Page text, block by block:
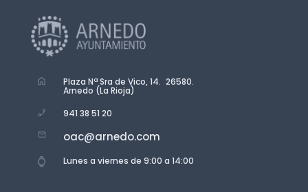
Plaza Nª Sra de Vico, 14. 26580.
Arnedo (La Rioja)
941 38 51 20
oac@arnedo.com
Lunes a viernes de 9:00 a 14:00